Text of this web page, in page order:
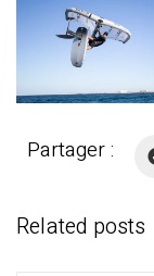
Partager :
Related posts